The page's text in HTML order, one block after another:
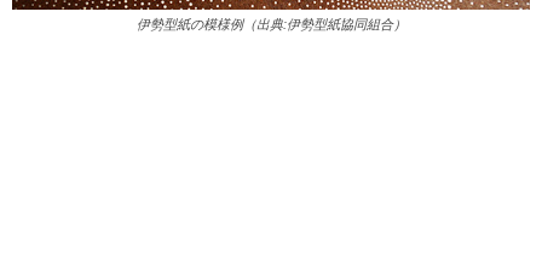
伊勢型紙の模様例（出典:伊勢型紙協同組合）